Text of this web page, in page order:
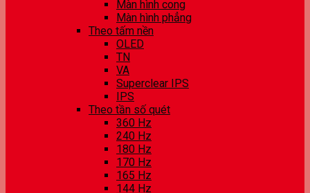
Màn hình cong
Màn hình phẳng
Theo tấm nền
OLED
TN
VA
Superclear IPS
IPS
Theo tần số quét
360 Hz
240 Hz
180 Hz
170 Hz
165 Hz
144 Hz